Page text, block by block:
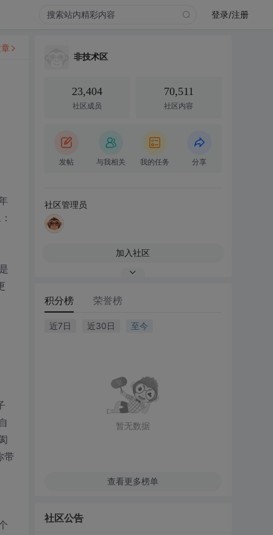
登录/注册
带
非技术区
23,404
社区成员
70,511
社区内容
发帖 与我相关 我的任务 分享
社区管理员
加入社区
积分榜 荣誉榜
近7日 近30日 至今
暂无数据
查看更多榜单
社区公告